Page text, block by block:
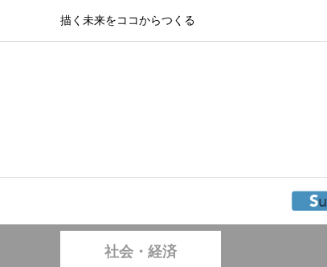
描く未来をココからつくる
社会・経済